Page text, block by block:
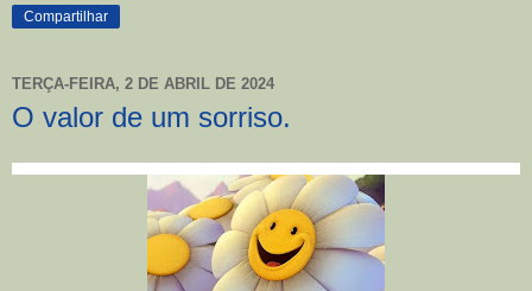
Compartilhar
TERÇA-FEIRA, 2 DE ABRIL DE 2024
O valor de um sorriso.